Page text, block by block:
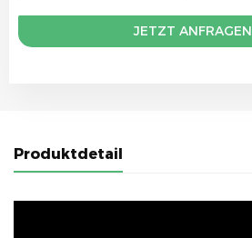
JETZT ANFRAGEN
Produktdetail